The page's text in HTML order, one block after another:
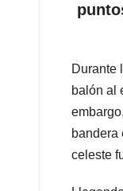
Durante
balón al
bandera
celeste